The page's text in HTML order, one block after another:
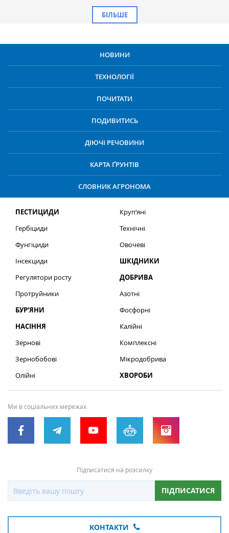
БІЛЬШЕ
НОВИНИ
ТЕХНОЛОГІЇ
ПОЧИТАТИ
ПОДИВИТИСЬ
ДІЮЧІ РЕЧОВИНИ
КАРТА ҐРУНТІВ
СЛОВНИК АГРОНОМА
ПЕСТИЦИДИ
Гербіциди
Фунгіциди
Інсекциди
Регулятори росту
Протруйники
БУР’ЯНИ
НАСІННЯ
Зернові
Зернобобові
Олійні
Круп’яні
Технічні
Овочеві
ШКІДНИКИ
ДОБРИВА
Азотні
Фосфорні
Калійні
Комплексні
Мікродобрива
ХВОРОБИ
Ми в соціальних мережах
Підписатися на розсилку
ПІДПИСАТИСЯ
КОНТАКТИ